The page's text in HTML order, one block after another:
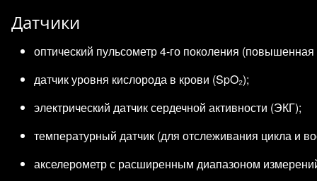
Датчики
оптический пульсометр 4‑го поколения
датчик уровня кислорода в крови (SpO₂);
электрический датчик сердечной активности (ЭКГ);
температурный датчик (для отслеживания цикла и
акселерометр с расширенным диапазоном